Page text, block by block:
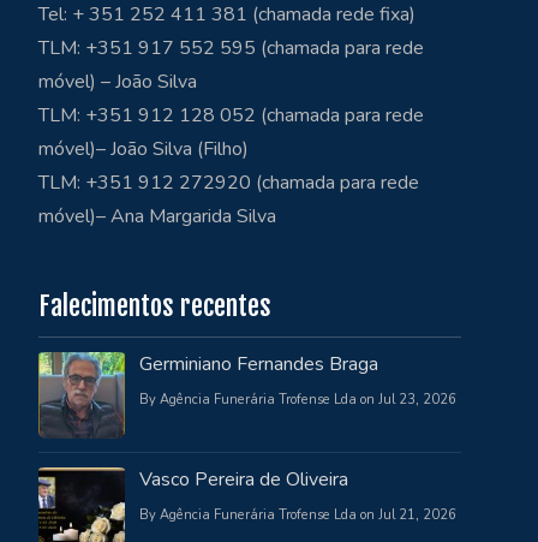
Tel: + 351 252 411 381 (chamada rede fixa)
TLM: +351 917 552 595 (chamada para rede
móvel) – João Silva
TLM: +351 912 128 052 (chamada para rede
móvel)– João Silva (Filho)
TLM: +351 912 272920 (chamada para rede
móvel)– Ana Margarida Silva
Falecimentos recentes
Germiniano Fernandes Braga
By Agência Funerária Trofense Lda on Jul 23, 2026
Vasco Pereira de Oliveira
By Agência Funerária Trofense Lda on Jul 21, 2026